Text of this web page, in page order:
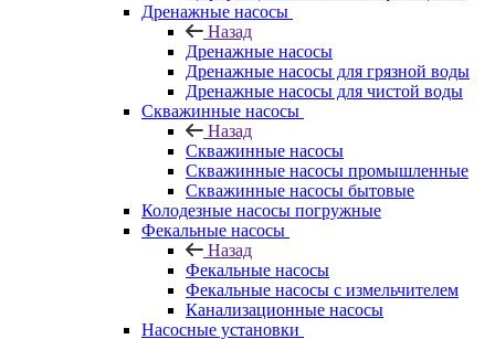
Дренажные насосы
Назад
Дренажные насосы
Дренажные насосы для грязной воды
Дренажные насосы для чистой воды
Скважинные насосы
Назад
Скважинные насосы
Скважинные насосы промышленные
Скважинные насосы бытовые
Колодезные насосы погружные
Фекальные насосы
Назад
Фекальные насосы
Фекальные насосы с измельчителем
Канализационные насосы
Насосные установки